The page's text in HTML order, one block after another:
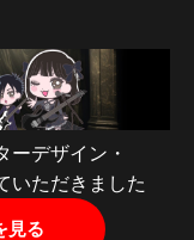
ーデザイン・
いただきました
見る